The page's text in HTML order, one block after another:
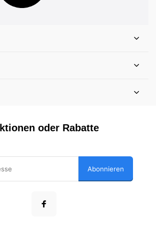
oder Rabatte
Abonnieren